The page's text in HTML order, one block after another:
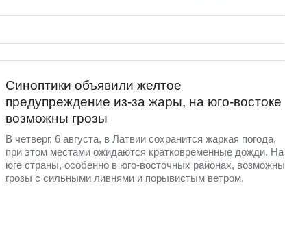
Синоптики объявили желтое
предупреждение из-за жары, на юго-востоке
возможны грозы
В четверг, 6 августа, в Латвии сохранится жаркая погода,
при этом местами ожидаются кратковременные дожди. На
юге страны, особенно в юго-восточных районах, возможны
грозы с сильными ливнями и порывистым ветром.